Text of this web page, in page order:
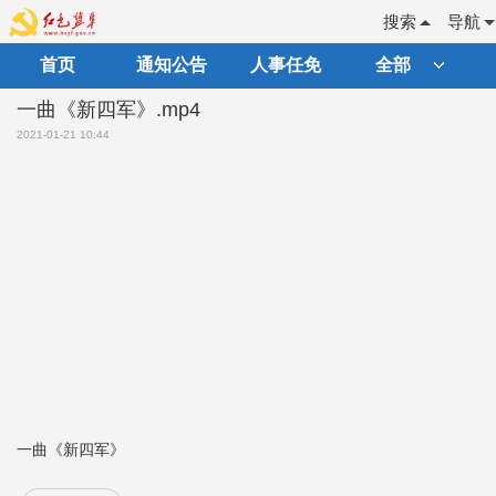
导航
搜索
首页 通知公告 人事任免 全部
一曲《新四军》.mp4
2021-01-21 10:44
一曲《新四军》